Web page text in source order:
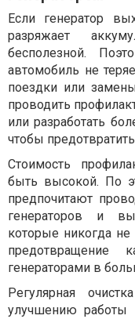
Если генератор
разряжает
бесполезной.
автомобиль не
поездки или
проводить
или разработать
чтобы
Стоимость
быть высокой. По
предпочитают
генераторов и
которые никогда
предотвращение
генераторами в
Регулярная
улучшению работы